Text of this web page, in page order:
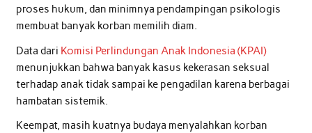
proses hukum, dan minimnya pendampingan psikologis
membuat banyak korban memilih diam.
Data dari Komisi Perlindungan Anak Indonesia (KPAI)
menunjukkan bahwa banyak kasus kekerasan seksual
terhadap anak tidak sampai ke pengadilan karena berbagai
hambatan sistemik.
Keempat, masih kuatnya budaya menyalahkan korban